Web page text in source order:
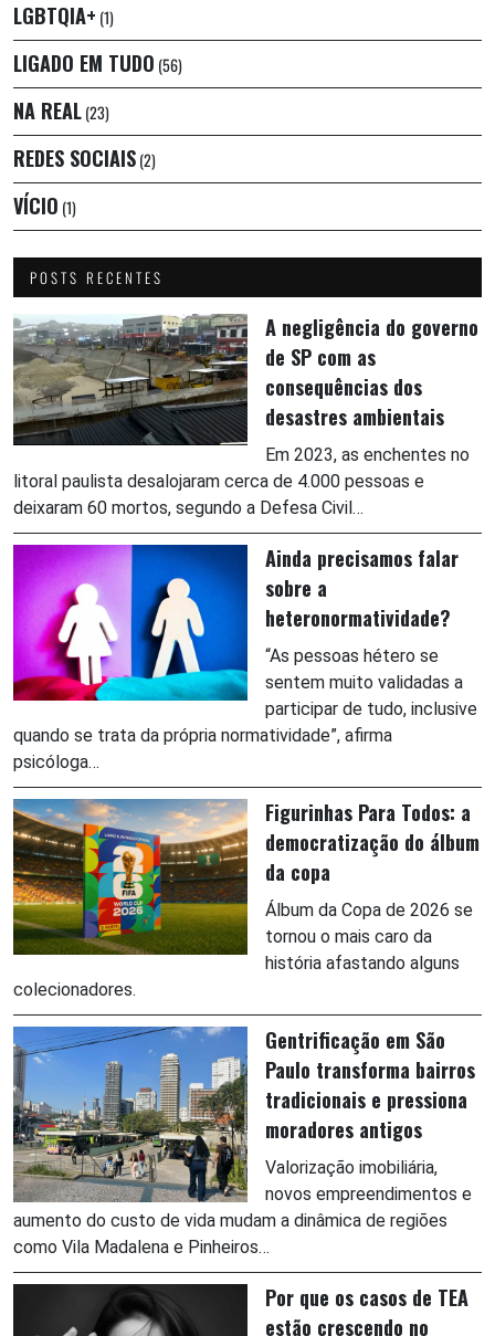
LGBTQIA+ (1)
LIGADO EM TUDO (56)
NA REAL(23)
REDES SOCIAIS(2)
VÍCIO (1)
POSTS RECENTES
A negligência do governo
de SP com as
consequências dos
desastres ambientais
Em 2023, as enchentes no
litoral paulista desalojaram cerca de 4.000 pessoas e
deixaram 60 mortos, segundo a Defesa Civil…
Ainda precisamos falar
sobre a
heteronormatividade?
“As pessoas hétero se
sentem muito validadas a
participar de tudo, inclusive
quando se trata da própria normatividade”, afirma
psicóloga…
Figurinhas Para Todos: a
democratização do álbum
da copa
Álbum da Copa de 2026 se
tornou o mais caro da
história afastando alguns
colecionadores.
Gentrificação em São
Paulo transforma bairros
tradicionais e pressiona
moradores antigos
Valorização imobiliária,
novos empreendimentos e
aumento do custo de vida mudam a dinâmica de regiões
como Vila Madalena e Pinheiros…
Por que os casos de TEA
estão crescendo no